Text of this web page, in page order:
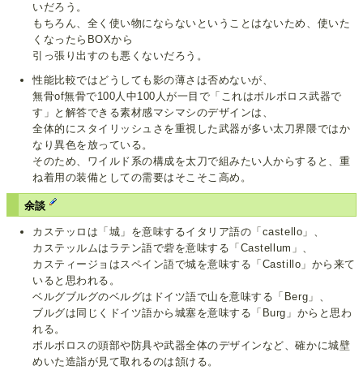
いだろう。
もちろん、全く使い物にならないということはないため、使いた
くなったらBOXから
引っ張り出すのも悪くないだろう。
性能比較ではどうしても影の薄さは否めないが、
無骨of無骨で100人中100人が一目で「これはボルボロス武器で
す」と解答できる素材感マシマシのデザインは、
全体的にスタイリッシュさを重視した武器が多い太刀界隈ではか
なり異色を放っている。
そのため、ワイルド系の構成を太刀で組みたい人からすると、重
ね着用の装備としての需要はそこそこ高め。
余談
カステッロは「城」を意味するイタリア語の「castello」、
カステッルムはラテン語で砦を意味する「Castellum」、
カスティージョはスペイン語で城を意味する「Castillo」から来て
いると思われる。
ベルグブルグのベルグはドイツ語で山を意味する「Berg」、
ブルグは同じくドイツ語から城塞を意味する「Burg」からと思わ
れる。
ボルボロスの頭部や防具や武器全体のデザインなど、確かに城壁
めいた造詣が見て取れるのは頷ける。